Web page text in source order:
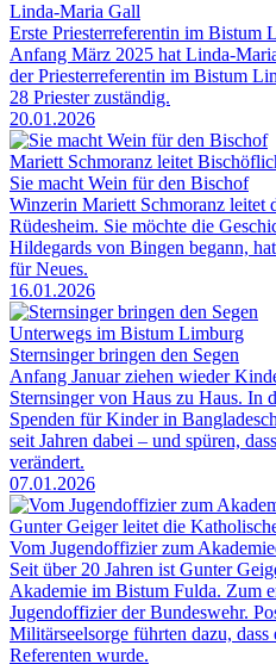
Linda-Maria Gall
Erste Priesterreferentin im Bistum
Anfang März 2025 hat Linda-
der Priesterreferentin im Bistum
28 Priester zuständig.
20.01.2026
Mariett Schmoranz leitet
Sie macht Wein für den Bischof
Winzerin Mariett Schmoranz leitet
Rüdesheim. Sie möchte die
Hildegards von Bingen begann,
für Neues.
16.01.2026
Unterwegs im Bistum Limburg
Sternsinger bringen den Segen
Anfang Januar ziehen wieder
Sternsinger von Haus zu Haus. In
Spenden für Kinder in
seit Jahren dabei – und spüren,
verändert.
07.01.2026
Gunter Geiger leitet die
Vom Jugendoffizier zum
Seit über 20 Jahren ist Gunter
Akademie im Bistum Fulda. Zum
Jugendoffizier der Bundeswehr.
Militärseelsorge führten dazu,
Referenten wurde.